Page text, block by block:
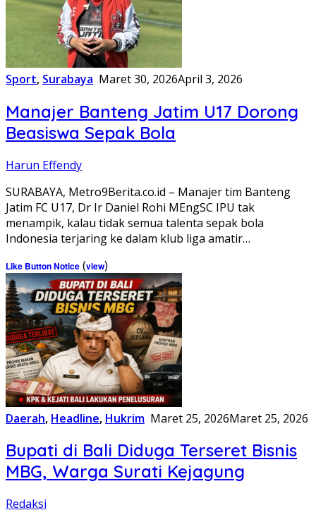
Sport, Surabaya Maret 30, 2026April 3, 2026
Manajer Banteng Jatim U17 Dorong
Beasiswa Sepak Bola
Harun Effendy
SURABAYA, Metro9Berita.co.id – Manajer tim Banteng
Jatim FC U17, Dr Ir Daniel Rohi MEngSC IPU tak
menampik, kalau tidak semua talenta sepak bola
Indonesia terjaring ke dalam klub liga amatir…
Like Button Notice (view)
Daerah, Headline, Hukrim Maret 25, 2026Maret 25, 2026
Bupati di Bali Diduga Terseret Bisnis
MBG, Warga Surati Kejagung
Redaksi